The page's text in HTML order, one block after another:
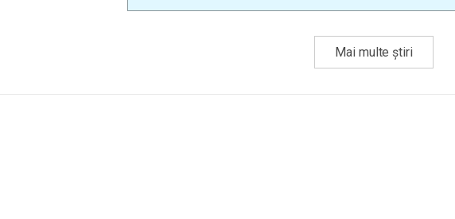
Mai multe știri